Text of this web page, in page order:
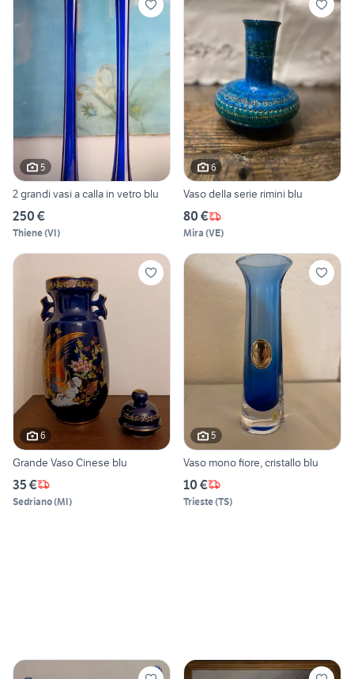
5
2 grandi vasi a calla in vetro blu
250 €
Thiene(VI)
6
Vaso della serie rimini blu
80 €
Mira (VE)
6
Grande Vaso Cinese blu
35 €
Sedriano(MI)
5
Vaso mono fiore, cristallo blu
10 €
Trieste(TS)